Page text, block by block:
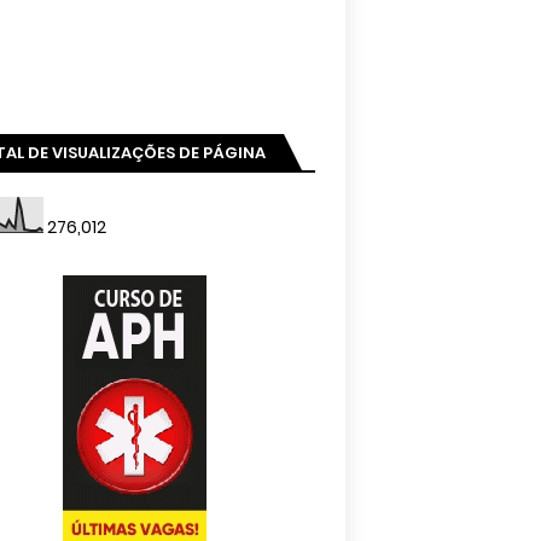
DE VISUALIZAÇÕES DE PÁGINA
276,012